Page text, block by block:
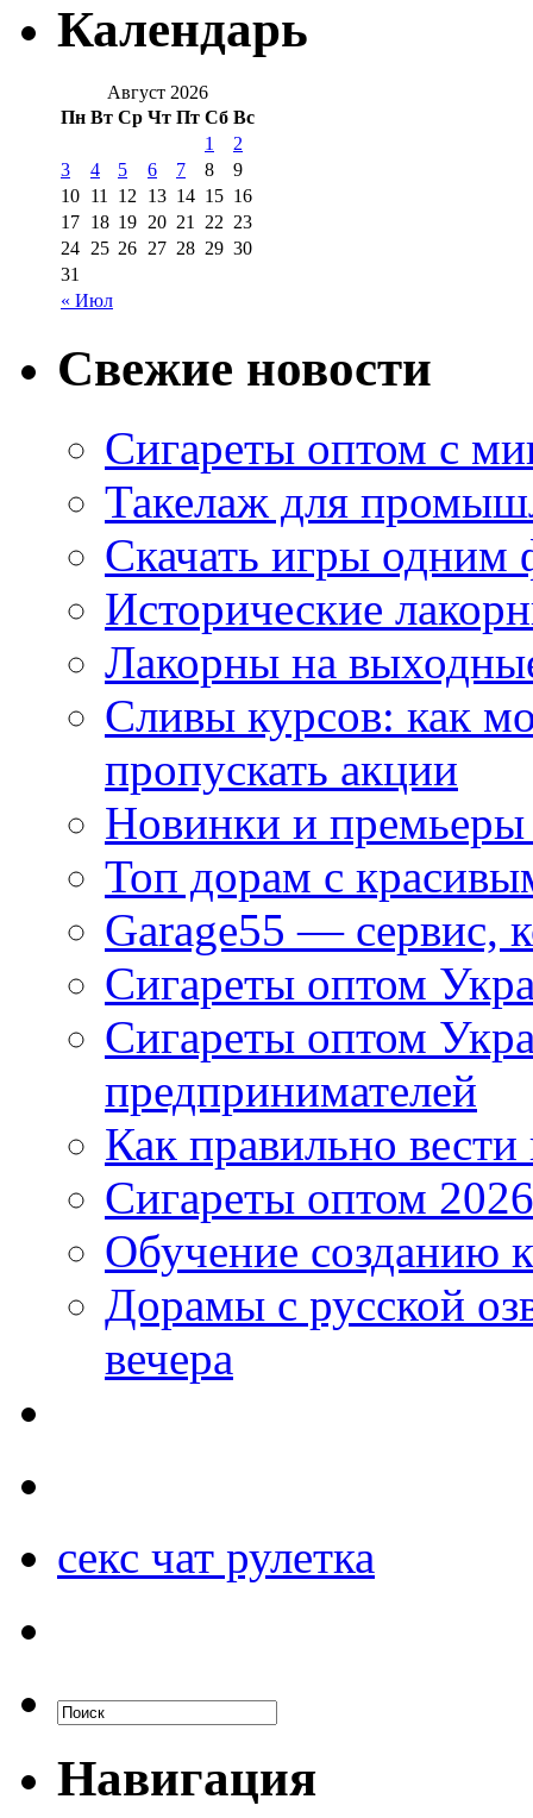
Календарь
Август 2026
Пн Вт Ср Чт Пт Сб Вс
« Июл
1
2
3
4 5 6 7 8
9
10 11 12 13 14 15 16
17 18 19 20 21 22 23
24 25 26 27 28 29 30
31
Свежие новости
Сигареты оптом с
Такелаж для
Скачать игры одним
Исторические
Лакорны на
Сливы курсов: как
пропускать акции
Новинки и
Топ дорам с
Garage55 — сервис,
Сигареты оптом
Сигареты оптом
предпринимателей
Как правильно
Сигареты оптом
Обучение созданию
Дорамы с русской
вечера
секс чат рулетка
Навигация